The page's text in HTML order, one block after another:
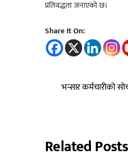
प्रतिवद्धता जनाएको छ।
Share It On:
भन्सार कर्मचारीको
Related Posts